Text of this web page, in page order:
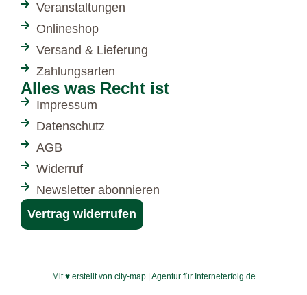
Veranstaltungen
Onlineshop
Versand & Lieferung
Zahlungsarten
Alles was Recht ist
Impressum
Datenschutz
AGB
Widerruf
Newsletter abonnieren
Vertrag widerrufen
Mit ♥ erstellt von city-map | Agentur für Interneterfolg.de